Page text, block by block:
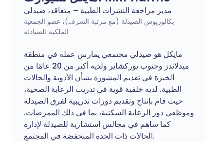
مدير مراجعة النشرات الطبية – متعاقد، صيدلي
بكالوريوس الصيدلة (مع مرتبة الشرف)، عضو الجمعية
الملكية للصيادلة
مايكل هو صيدلي مجتمعي يمارس عمله في منطقة
ميدلاندز وجنوب يوركشاير ولديه أكثر من 20 عامًا من
الخبرة في تقديم المشورة بشأن الأدوية والحالات
الطبية. لديه خلفية قوية في تدريب الرعاية الصحية،
حيث قام بإنتاج وتقديم دورات تدريبية لفرق الصيدلة
وموظفي دور الرعاية السكنية، بما في ذلك الممرضات.
كما ساهم في مجالس استشارية للصيدلة لإدارة
الحالات ذات الحدة المنخفضة في المجتمع.